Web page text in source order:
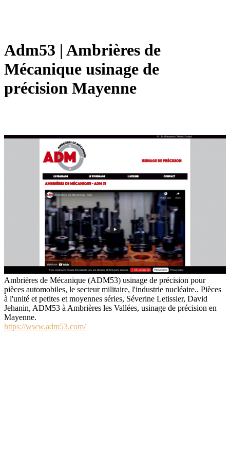
Adm53 | Ambrières de
Mécanique usinage de
précision Mayenne
Ambrières de Mécanique (ADM53) usinage de précision pour
pièces automobiles, le secteur militaire, l'industrie nucléaire.. Pièces
à l'unité et petites et moyennes séries, Séverine Letissier, David
Jehanin, ADM53 à Ambrières les Vallées, usinage de précision en
Mayenne.
https://www.adm53.com/